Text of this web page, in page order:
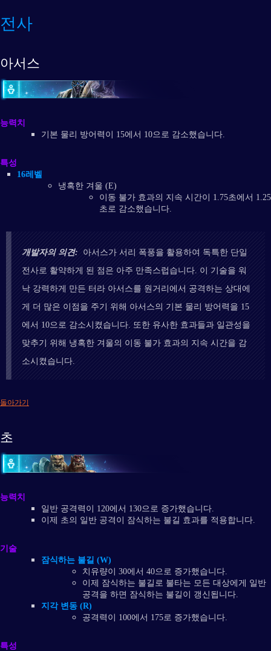
전사
아서스
능력치
기본 물리 방어력이 15에서 10으로 감소했습니다.
특성
16레벨
냉혹한 겨울 (E)
이동 불가 효과의 지속 시간이 1.75초에서 1.25
초로 감소했습니다.
개발자의 의견: 아서스가 서리 폭풍을 활용하여 독특한 단일
전사로 활약하게 된 점은 아주 만족스럽습니다. 이 기술을 워
낙 강력하게 만든 터라 아서스를 원거리에서 공격하는 상대에
게 더 많은 이점을 주기 위해 아서스의 기본 물리 방어력을 15
에서 10으로 감소시켰습니다. 또한 유사한 효과들과 일관성을
맞추기 위해 냉혹한 겨울의 이동 불가 효과의 지속 시간을 감
소시켰습니다.
돌아가기
초
능력치
일반 공격력이 120에서 130으로 증가했습니다.
이제 초의 일반 공격이 잠식하는 불길 효과를 적용합니다.
기술
잠식하는 불길 (W)
치유량이 30에서 40으로 증가했습니다.
이제 잠식하는 불길로 불타는 모든 대상에게 일반
공격을 하면 잠식하는 불길이 갱신됩니다.
지각 변동 (R)
공격력이 100에서 175로 증가했습니다.
특성